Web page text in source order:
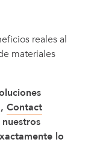
reales al
materiales
Contact
lo